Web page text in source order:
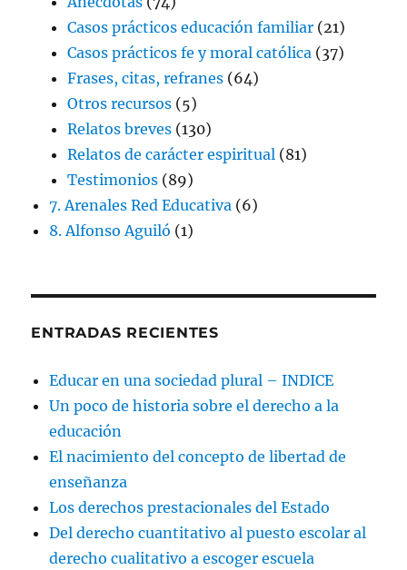
Casos prácticos educación familiar (21)
Casos prácticos fe y moral católica (37)
Frases, citas, refranes (64)
Otros recursos (5)
Relatos breves (130)
Relatos de carácter espiritual (81)
Testimonios (89)
7. Arenales Red Educativa (6)
8. Alfonso Aguiló (1)
ENTRADAS RECIENTES
Educar en una sociedad plural – INDICE
Un poco de historia sobre el derecho a la
educación
El nacimiento del concepto de libertad de
enseñanza
Los derechos prestacionales del Estado
Del derecho cuantitativo al puesto escolar al
derecho cualitativo a escoger escuela